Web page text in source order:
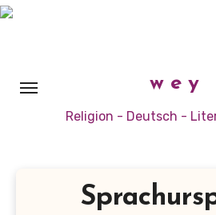
Zum
w e y
Religion - Deutsch -